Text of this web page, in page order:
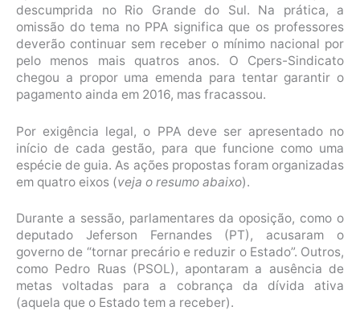
descumprida no Rio Grande do Sul. Na prática, a
omissão do tema no PPA significa que os professores
deverão continuar sem receber o mínimo nacional por
pelo menos mais quatros anos. O Cpers-Sindicato
chegou a propor uma emenda para tentar garantir o
pagamento ainda em 2016, mas fracassou.
Por exigência legal, o PPA deve ser apresentado no
início de cada gestão, para que funcione como uma
espécie de guia. As ações propostas foram organizadas
em quatro eixos (veja o resumo abaixo).
Durante a sessão, parlamentares da oposição, como o
deputado Jeferson Fernandes (PT), acusaram o
governo de “tornar precário e reduzir o Estado”. Outros,
como Pedro Ruas (PSOL), apontaram a ausência de
metas voltadas para a cobrança da dívida ativa
(aquela que o Estado tem a receber).